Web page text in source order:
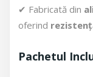
✔ Fabricată din
oferind
Pachetul